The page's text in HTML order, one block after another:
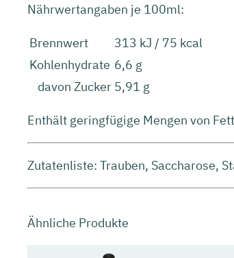
Nährwertangaben je 100ml:
Brennwert
313 kJ / 75 kcal
Kohlenhydrate 6,6 g
davon Zucker 5,91 g
Enthält geringfügige Mengen von
Zutatenliste: Trauben, Saccharose,
Ähnliche Produkte